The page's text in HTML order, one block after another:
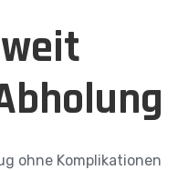
ohne Komplikationen